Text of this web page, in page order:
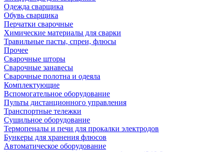
Одежда сварщика
Обувь сварщика
Перчатки сварочные
Химические материалы для сварки
Травильные пасты, спреи, флюсы
Прочее
Сварочные шторы
Сварочные занавесы
Сварочные полотна и одеяла
Комплектующие
Вспомогательное оборудование
Пульты дистанционного управления
Транспортные тележки
Сушильное оборудование
Термопеналы и печи для прокалки электродов
Бункеры для хранения флюсов
Автоматическое оборудование